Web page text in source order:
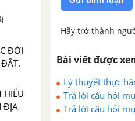
ĐỚI
ĐẤT.
HIỂU
ĐỊA
Hãy trở thành
Bài viết được
Lý thuyết thực
sống
Trả lời câu hỏi
Trả lời câu hỏi